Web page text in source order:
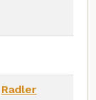
Radler